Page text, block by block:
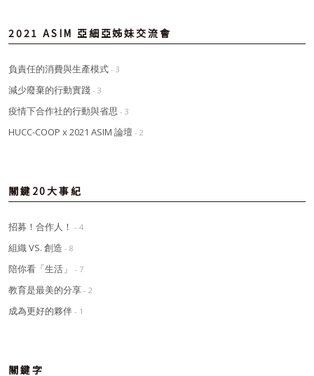
2021 ASIM 亞細亞姊妹交流會
負責任的消費與生產模式 - 3
減少廢棄的行動實踐 - 3
疫情下合作社的行動與省思 - 3
HUCC-COOP x 2021 ASIM 論壇 - 2
關鍵20大事紀
招募！合作人！ - 4
組織 VS. 創造 - 8
陪你看「生活」 - 7
教育是最美的分享 - 2
成為更好的夥伴 - 1
關鍵字